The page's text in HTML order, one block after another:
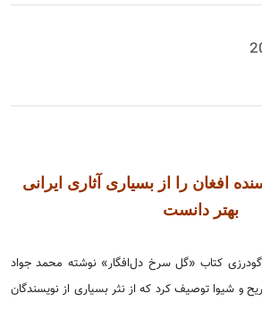
افغان را از بسیاری آثاری ایرانی
بهتر دانست
کتاب «گل سرخ دل‌افگار» نوشته محمد جواد
و شیوا توصیف کرد که از نثر بسیاری از نویسندگان